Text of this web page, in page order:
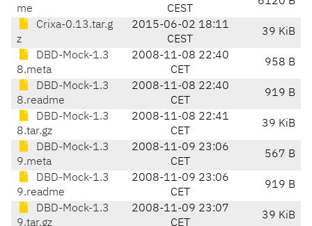
me
CEST
Crixa-0.13.tar.g
z
2015-06-02 18:11
CEST
39 KiB
DBD-Mock-1.3
8.meta
2008-11-08 22:40
CET
958 B
DBD-Mock-1.3
8.readme
2008-11-08 22:40
CET
919 B
DBD-Mock-1.3
8.tar.gz
2008-11-08 22:41
CET
39 KiB
DBD-Mock-1.3
9.meta
2008-11-09 23:06
CET
567 B
DBD-Mock-1.3
9.readme
2008-11-09 23:06
CET
919 B
DBD-Mock-1.3
9.tar.gz
2008-11-09 23:07
CET
39 KiB